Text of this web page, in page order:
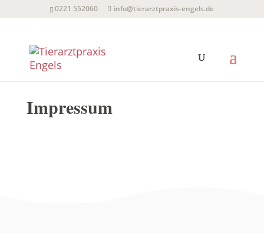
0221 552060 info@tierarztpraxis-engels.de
Impressum